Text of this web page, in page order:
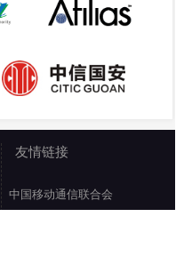
友情链接
中国移动通信联合会